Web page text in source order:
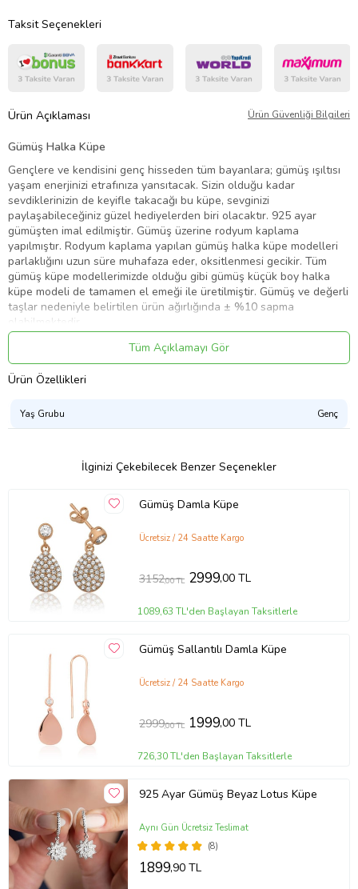
Taksit Seçenekleri
Ürün Açıklaması Ürün Güvenliği Bilgileri
Gümüş Halka Küpe
Gençlere ve kendisini genç hisseden tüm bayanlara; gümüş ışıltısı
yaşam enerjinizi etrafınıza yansıtacak. Sizin olduğu kadar
sevdiklerinizin de keyifle takacağı bu küpe, sevginizi
paylaşabileceğiniz güzel hediyelerden biri olacaktır. 925 ayar
gümüşten imal edilmiştir. Gümüş üzerine rodyum kaplama
yapılmıştır. Rodyum kaplama yapılan gümüş halka küpe modelleri
parlaklığını uzun süre muhafaza eder, oksitlenmesi gecikir. Tüm
gümüş küpe modellerimizde olduğu gibi gümüş küçük boy halka
küpe modeli de tamamen el emeği ile üretilmiştir. Gümüş ve değerli
taşlar nedeniyle belirtilen ürün ağırlığında ± %10 sapma
olabilmektedir.
Küpe Çap : 4.00 cm
Tüm Açıklamayı Gör
Ürün Özellikleri
Yaş Grubu Genç
İlginizi Çekebilecek Benzer Seçenekler
Gümüş Damla Küpe
Ücretsiz / 24 Saatte Kargo
3152,00 TL 2999,00 TL
1089,63 TL'den Başlayan Taksitlerle
Gümüş Sallantılı Damla Küpe
Ücretsiz / 24 Saatte Kargo
2999,00 TL 1999,00 TL
726,30 TL'den Başlayan Taksitlerle
925 Ayar Gümüş Beyaz Lotus Küpe
(8)
Aynı Gün Ücretsiz Teslimat
1899,90 TL